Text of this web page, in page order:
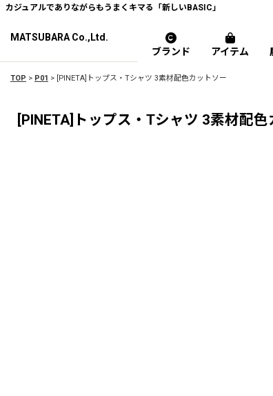
カジュアルでありながらもうまくキマる「新しいBASIC」
MATSUBARA Co.,Ltd.
ブランド アイテム
TOP > P01 > [PINETA]トップス・Tシャツ 3素材配色カットソー
[PINETA]トップス・Tシャツ 3素材配色